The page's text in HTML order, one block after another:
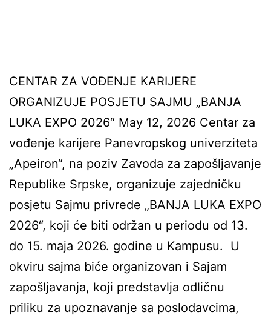
CENTAR ZA VOĐENJE KARIJERE
ORGANIZUJE POSJETU SAJMU „BANJA
LUKA EXPO 2026“ May 12, 2026 Centar za
vođenje karijere Panevropskog univerziteta
„Apeiron“, na poziv Zavoda za zapošljavanje
Republike Srpske, organizuje zajedničku
posjetu Sajmu privrede „BANJA LUKA EXPO
2026“, koji će biti održan u periodu od 13.
do 15. maja 2026. godine u Kampusu. U
okviru sajma biće organizovan i Sajam
zapošljavanja, koji predstavlja odličnu
priliku za upoznavanje sa poslodavcima,